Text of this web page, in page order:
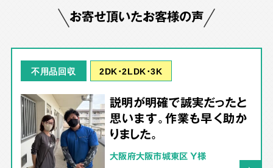
お寄せ頂いたお客様の声
不用品回収 2DK･2LDK･3K
説明が明確で誠実だったと
思います。作業も早く助か
りました。
大阪府大阪市城東区 Y様